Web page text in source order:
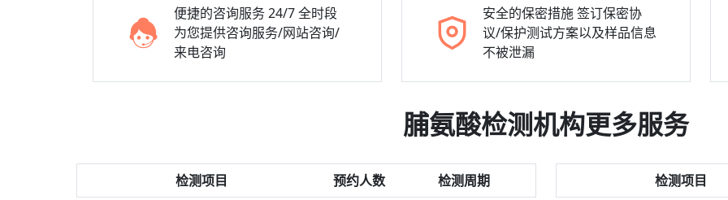
便捷的咨询服务24/7 全时段
为您提供咨询服务/网站咨询/
来电咨询
安全的保密措施签订保密协
议/保护测试方案以及样品信息
不被泄漏
脯氨酸检测机构更多服务
检测项目 预约人数 检测周期 检测项目